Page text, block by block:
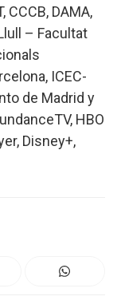
CCCB, DAMA,
– Facultat
ICEC-
de Madrid y
HBO
Disney+,